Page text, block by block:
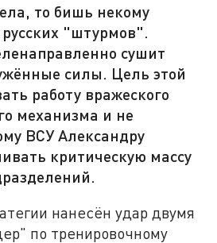
то бишь некому
русских "штурмов".
сушит
силы. Цель этой
работу вражеского
механизма и не
ВСУ Александру
критическую массу
нанесён удар двумя
по тренировочному